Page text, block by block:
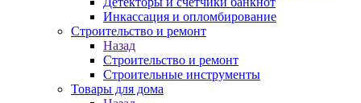
Инкассация и опломбирование
Строительство и ремонт
Назад
Строительство и ремонт
Строительные инструменты
Товары для дома